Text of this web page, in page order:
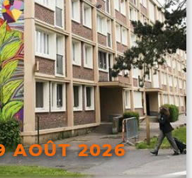
AOÛT 2026